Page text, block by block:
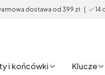
dostawa od 399 zł | ✅
i końcówki Klucze